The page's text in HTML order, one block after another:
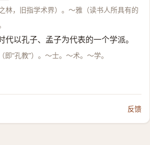
林，旧指学术界）。～雅（读书人所具有的
代以孔子、孟子为代表的一个学派。
即“孔教”）。～士。～术。～学。
反馈